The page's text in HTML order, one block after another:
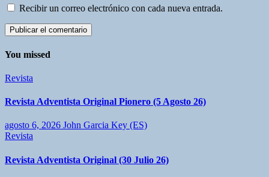
Recibir un correo electrónico con cada nueva entrada.
You missed
Revista
Revista Adventista Original Pionero (5 Agosto 26)
agosto 6, 2026 John Garcia Key (ES)
Revista
Revista Adventista Original (30 Julio 26)